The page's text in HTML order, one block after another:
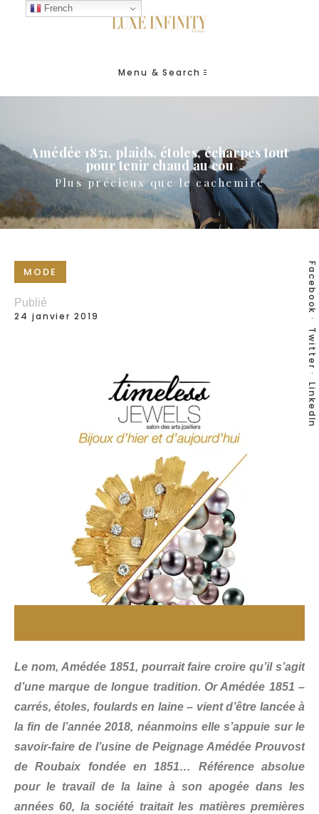
Menu & Search
Amédée 1851, plaids, étoles, écharpes tout
pour tenir chaud au cou
Plus précieux que le cachemire
Facebook
Twitter
LinkedIn
MODE
Publié
24 janvier 2019
Le nom, Amédée 1851, pourrait faire croire qu’il s’agit
d’une marque de longue tradition. Or Amédée 1851 –
carrés, étoles, foulards en laine – vient d’être lancée à
la fin de l’année 2018, néanmoins elle s’appuie sur le
savoir-faire de l’usine de Peignage Amédée Prouvost
de Roubaix fondée en 1851… Référence absolue
pour le travail de la laine à son apogée dans les
années 60, la société traitait les matières premières
French